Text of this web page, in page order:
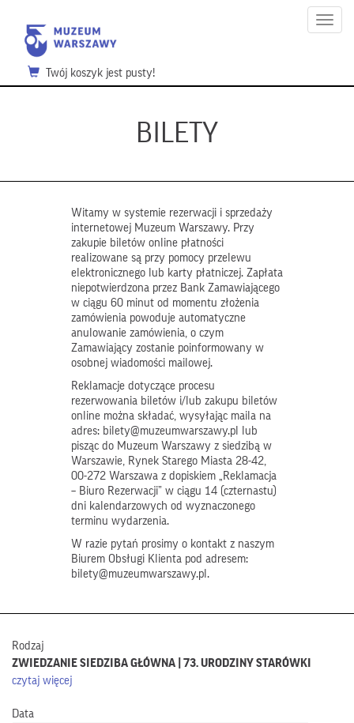
Menu
Twój koszyk jest pusty!
BILETY
Witamy w systemie rezerwacji i sprzedaży
internetowej Muzeum Warszawy. Przy
zakupie biletów online płatności
realizowane są przy pomocy przelewu
elektronicznego lub karty płatniczej. Zapłata
niepotwierdzona przez Bank Zamawiającego
w ciągu 60 minut od momentu złożenia
zamówienia powoduje automatyczne
anulowanie zamówienia, o czym
Zamawiający zostanie poinformowany w
osobnej wiadomości mailowej.
Reklamacje dotyczące procesu
rezerwowania biletów i/lub zakupu biletów
online można składać, wysyłając maila na
adres: bilety@muzeumwarszawy.pl lub
pisząc do Muzeum Warszawy z siedzibą w
Warszawie, Rynek Starego Miasta 28-42,
00-272 Warszawa z dopiskiem „Reklamacja
– Biuro Rezerwacji” w ciągu 14 (czternastu)
dni kalendarzowych od wyznaczonego
terminu wydarzenia.
W razie pytań prosimy o kontakt z naszym
Biurem Obsługi Klienta pod adresem:
bilety@muzeumwarszawy.pl.
Rodzaj
ZWIEDZANIE SIEDZIBA GŁÓWNA | 73. URODZINY STARÓWKI
czytaj więcej
Data